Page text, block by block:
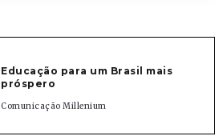
Educação para um Brasil mais
próspero
Comunicação Millenium